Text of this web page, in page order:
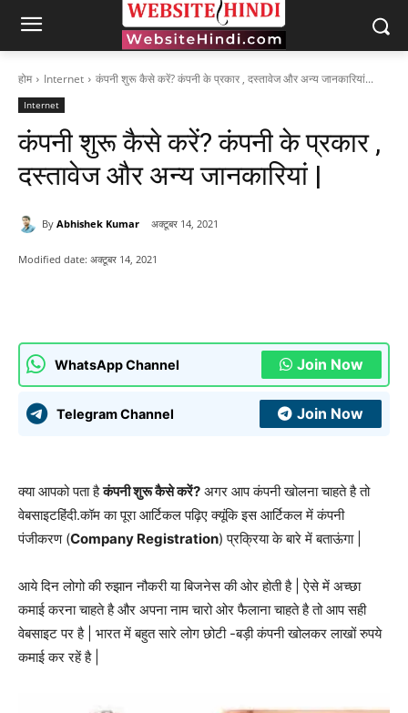
होम Internet कंपनी शुरू कैसे करें? कंपनी के प्रकार , दस्तावेज और अन्य जानकारियां...
Internet
कंपनी शुरू कैसे करें? कंपनी के प्रकार ,
दस्तावेज और अन्य जानकारियां |
By Abhishek Kumar अक्टूबर 14, 2021
Modified date: अक्टूबर 14, 2021
WhatsApp Channel Join Now
Telegram Channel Join Now
क्या आपको पता हैकंपनी शुरू कैसे करें? अगर आप कंपनी खोलना चाहते है तो
वेबसाइटहिंदी.कॉम का पूरा आर्टिकल पढ़िए क्यूंकि इस आर्टिकल में कंपनी
पंजीकरण (Company Registration) प्रक्रिया के बारे में बताऊंगा |
आये दिन लोगो की रुझान नौकरी या बिजनेस की ओर होती है | ऐसे में अच्छा
कमाई करना चाहते है और अपना नाम चारो ओर फैलाना चाहते है तो आप सही
वेबसाइट पर है | भारत में बहुत सारे लोग छोटी -बड़ी कंपनी खोलकर लाखों रुपये
कमाई कर रहें है |